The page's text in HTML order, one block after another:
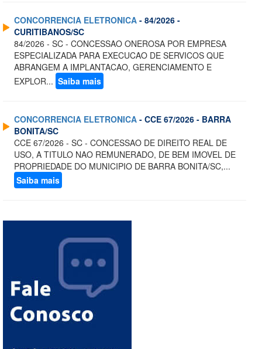
CONCORRENCIA ELETRONICA - 84/2026 -
CURITIBANOS/SC
84/2026 - SC - CONCESSAO ONEROSA POR EMPRESA
ESPECIALIZADA PARA EXECUCAO DE SERVICOS QUE
ABRANGEM A IMPLANTACAO, GERENCIAMENTO E
EXPLOR... Saiba mais
CONCORRENCIA ELETRONICA - CCE 67/2026 - BARRA
BONITA/SC
CCE 67/2026 - SC - CONCESSAO DE DIREITO REAL DE
USO, A TITULO NAO REMUNERADO, DE BEM IMOVEL DE
PROPRIEDADE DO MUNICIPIO DE BARRA BONITA/SC,...
Saiba mais